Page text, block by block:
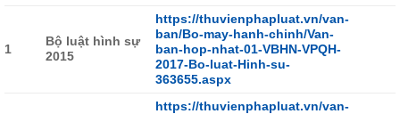
1
Bộ luật hình sự
2015
https://thuvienphapluat.vn/van-
ban/Bo-may-hanh-chinh/Van-
ban-hop-nhat-01-VBHN-VPQH-
2017-Bo-luat-Hinh-su-
363655.aspx
https://thuvienphapluat.vn/van-